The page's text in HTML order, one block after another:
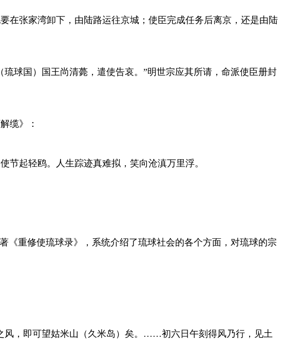
在张家湾卸下，由陆路运往京城；使臣完成任务后离京，还是由陆
球国）国王尚清薨，遣使告哀。”明世宗应其所请，命派使臣册封
缆》：
节起轻鸥。人生踪迹真难拟，笑向沧滇万里浮。
《重修使琉球录》，系统介绍了琉球社会的各个方面，对琉球的宗
风，即可望姑米山（久米岛）矣。……初六日午刻得风乃行，见土